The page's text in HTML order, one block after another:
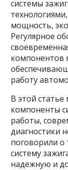
системы
мощность,
Регулярное
компонентов
работу
В этой
компоненты
работы,
диагностики
поговорили о
систему
надежную и